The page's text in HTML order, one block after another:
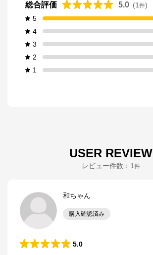
総合評価 5.0 (1 件)
5
4
3
2
1
USER REVIEW
レビュー件数： 1 件
和ちゃん
購入確認済み
5.0